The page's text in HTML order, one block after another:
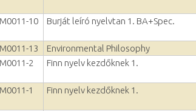
10
Burját leíró nyelvtan 1. BA+Spec.
13
Environmental Philosophy
2
Finn nyelv kezdőknek 1.
1
Finn nyelv kezdőknek 1.